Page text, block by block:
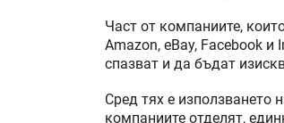
Част от компаниите,
Amazon, eBay, Facebook и
спазват и да бъдат
Сред тях е използването
компаниите отделят,